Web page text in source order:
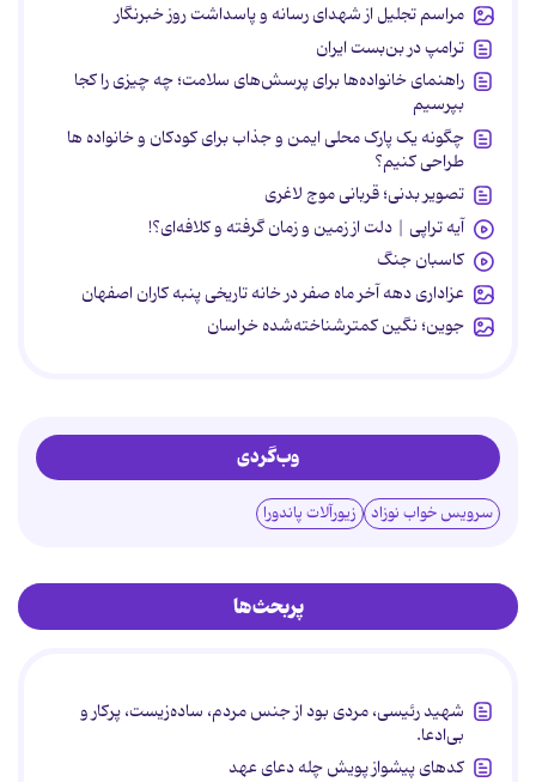
مراسم تجلیل از شهدای رسانه و پاسداشت روز خبرنگار
ترامپ در بن‌بست ایران
راهنمای خانواده‌ها برای پرسش‌های سلامت؛ چه چیزی را کجا
بپرسیم
چگونه یک پارک محلی ایمن و جذاب برای کودکان و خانواده ها
طراحی کنیم؟
تصویر بدنی؛ قربانی موج لاغری
آیه تراپی | دلت از زمین و زمان گرفته و کلافه‌ای؟!
کاسبان جنگ
عزاداری دهه آخر ماه صفر در خانه تاریخی پنبه کاران اصفهان
جوین؛ نگین کمترشناخته‌شده خراسان
وب‌گردی
سرویس خواب نوزاد زیورآلات پاندورا
پربحث‌ها
شهید رئیسی، مردی بود از جنس مردم، ساده‌زیست، پرکار و
بی‌ادعا.
کدهای پیشواز پویش چله دعای عهد